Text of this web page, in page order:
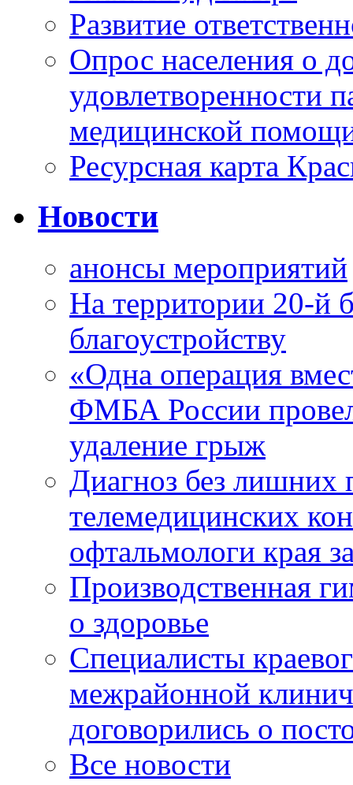
Развитие
Опрос населения о
удовлетворенности
медицинской
Ресурсная карта
Новости
анонсы мероприятий
На территории 20-й
благоустройству
«Одна операция
ФМБА России
удаление грыж
Диагноз без лишних
телемедицинских
офтальмологи края
Производственная
о здоровье
Специалисты
межрайонной
договорились о
Все новости